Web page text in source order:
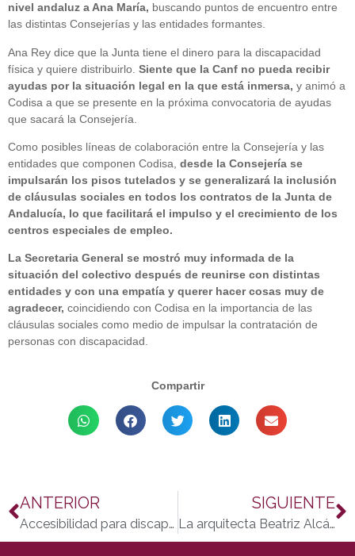
nivel andaluz a Ana María, buscando puntos de encuentro entre
las distintas Consejerías y las entidades formantes.
Ana Rey dice que la Junta tiene el dinero para la discapacidad
física y quiere distribuirlo. Siente que la Canf no pueda recibir
ayudas por la situación legal en la que está inmersa, y animó a
Codisa a que se presente en la próxima convocatoria de ayudas
que sacará la Consejería.
Como posibles líneas de colaboración entre la Consejería y las
entidades que componen Codisa, desde la Consejería se
impulsarán los pisos tutelados y se generalizará la inclusión
de cláusulas sociales en todos los contratos de la Junta de
Andalucía, lo que facilitará el impulso y el crecimiento de los
centros especiales de empleo.
La Secretaria General se mostró muy informada de la
situación del colectivo después de reunirse con distintas
entidades y con una empatía y querer hacer cosas muy de
agradecer, coincidiendo con Codisa en la importancia de las
cláusulas sociales como medio de impulsar la contratación de
personas con discapacidad.
Compartir
ANTERIOR
Accesibilidad para discapacitados y personas con movilidad reducida en los Patios de Córdoba 2014
SIGUIENTE
La arquitecta Beatriz Alcántara inicia PROYECTO UN BARRIO DE TODOS, con los usuarios de Fepamic y Acpacys